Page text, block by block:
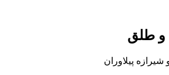
و طلق
شیرازه پیلاوران